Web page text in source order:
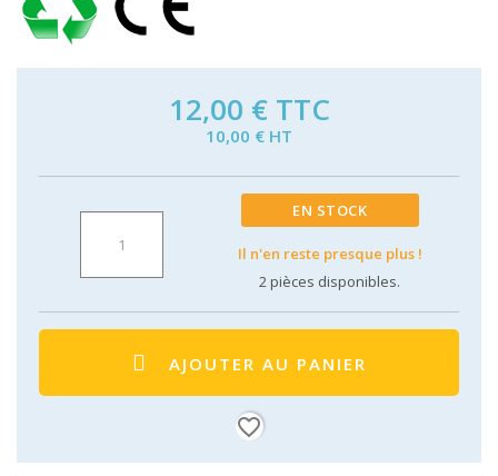
12,00 € TTC
10,00 € HT
EN STOCK
Il n'en reste presque plus !
2pièces disponibles.
AJOUTER AU PANIER
favorite_border